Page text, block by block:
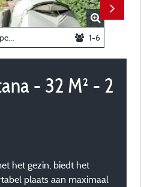
1-6
- 32 M² - 2
het gezin, biedt het
plaats aan maximaal